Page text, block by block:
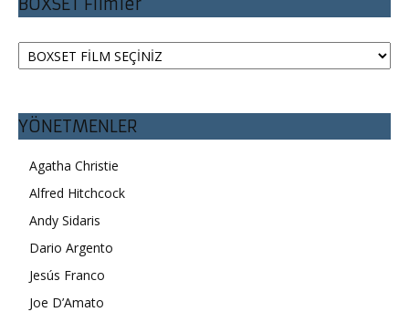
YÖNETMENLER
Agatha Christie
Alfred Hitchcock
Andy Sidaris
Dario Argento
Jesús Franco
Joe D’Amato